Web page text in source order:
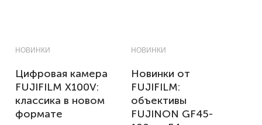
НОВИНКИ
Цифровая камера
FUJIFILM X100V:
классика в новом
формате
НОВИНКИ
Новинки от
FUJIFILM:
объективы
FUJINON GF45-